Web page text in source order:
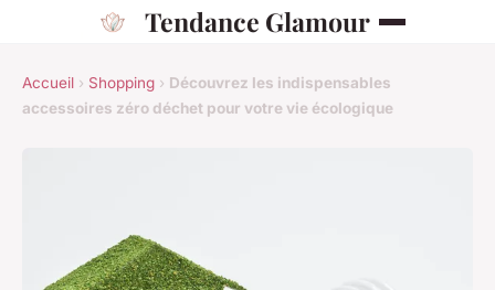
Tendance Glamour
Accueil › Shopping › Découvrez les indispensables
accessoires zéro déchet pour votre vie écologique